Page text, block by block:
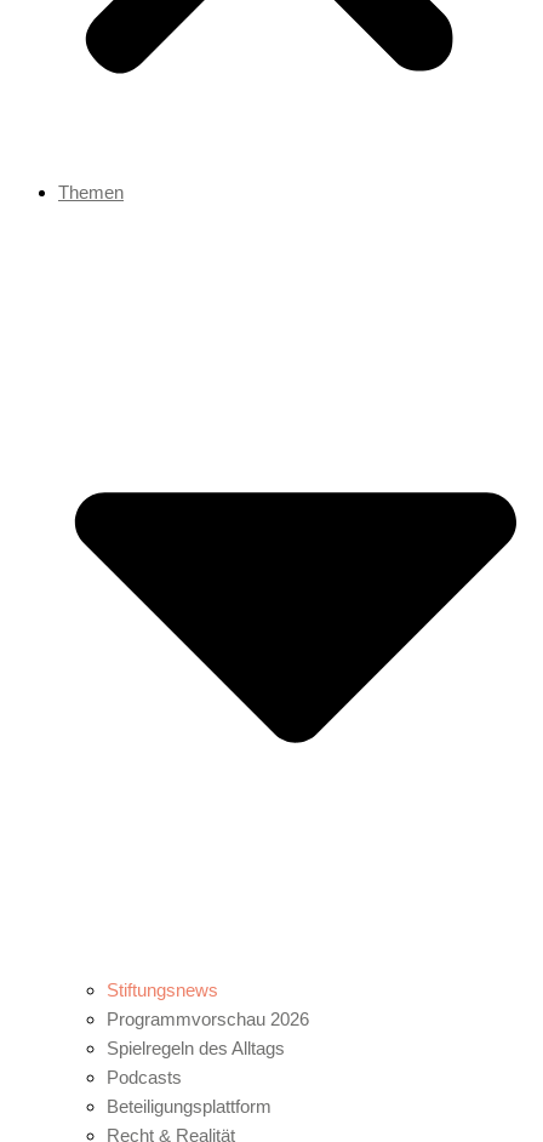
Themen
Stiftungsnews
Programmvorschau 2026
Spielregeln des Alltags
Podcasts
Beteiligungsplattform
Recht & Realität